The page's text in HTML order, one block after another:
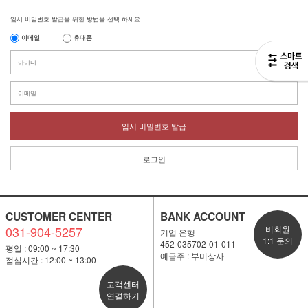
임시 비밀번호 발급을 위한 방법을 선택 하세요.
이메일 휴대폰
임시 비밀번호 발급
로그인
CUSTOMER CENTER
031-904-5257
평일 : 09:00 ~ 17:30
점심시간 : 12:00 ~ 13:00
고객센터
연결하기
BANK ACCOUNT
기업 은행
452-035702-01-011
예금주 : 부미상사
비회원
1:1 문의